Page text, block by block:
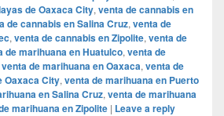
de Oaxaca City, venta de cannabis en
de cannabis en Salina Cruz, venta de
, venta de cannabis en Zipolite, venta de
de marihuana en Huatulco, venta de
venta de marihuana en Oaxaca, venta de
Oaxaca City, venta de marihuana en Puerto
en Salina Cruz, venta de marihuana
marihuana en Zipolite | Leave a reply